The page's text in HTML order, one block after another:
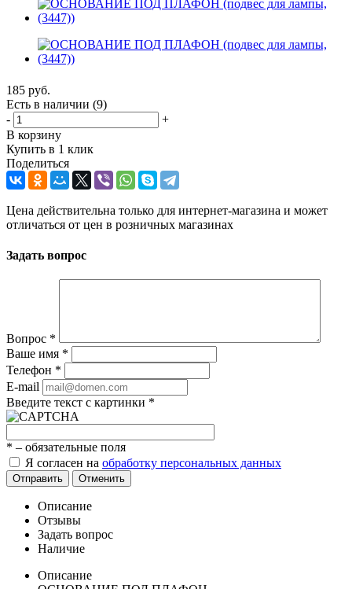
185 руб.
Есть в наличии (9)
-
+
В корзину
Купить в 1 клик
Поделиться
Цена действительна только для интернет-магазина и может
отличаться от цен в розничных магазинах
Задать вопрос
Вопрос *
Ваше имя *
Телефон *
E-mail
Введите текст с картинки *
* – обязательные поля
Я согласен на обработку персональных данных
Отправить Отменить
Описание
Отзывы
Задать вопрос
Наличие
Описание